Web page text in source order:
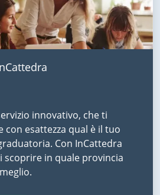
innovativo, che ti
con esattezza qual è il tuo
Con InCattedra
scoprire in quale provincia